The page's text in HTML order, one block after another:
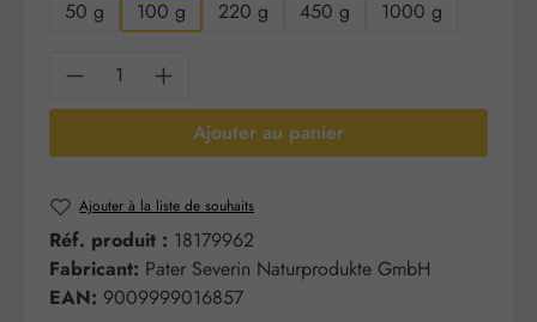
50 g 100 g 220 g 450 g 1000 g
Quantité de produit : Entrez la quantité
Ajouter au panier
Ajouter à la liste de souhaits
Réf. produit : 18179962
Fabricant: Pater Severin Naturprodukte GmbH
EAN: 9009999016857